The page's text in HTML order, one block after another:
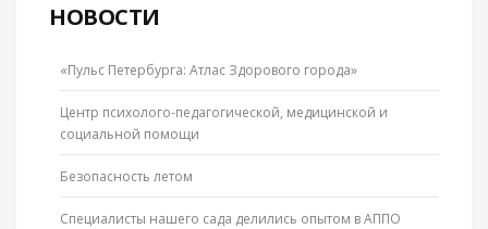
НОВОСТИ
«Пульс Петербурга: Атлас Здорового города»
Центр психолого-педагогической, медицинской и
социальной помощи
Безопасность летом
Специалисты нашего сада делились опытом в АППО